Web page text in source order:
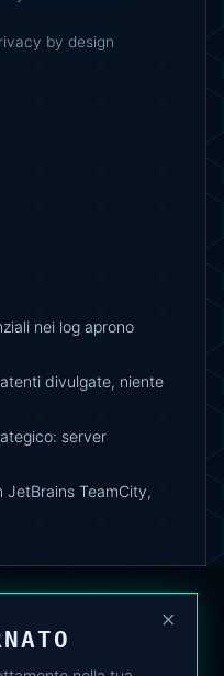
by design
nei log aprono
divulgate, niente
server
TeamCity,
×